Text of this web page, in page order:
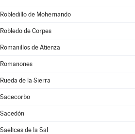
Robledillo de Mohernando
Robledo de Corpes
Romanillos de Atienza
Romanones
Rueda de la Sierra
Sacecorbo
Sacedón
Saelices de la Sal